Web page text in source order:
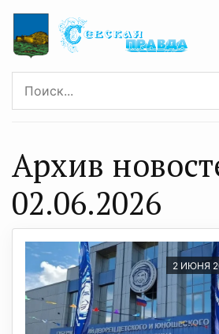
Архив
02.06.2026
2 ИЮНЯ